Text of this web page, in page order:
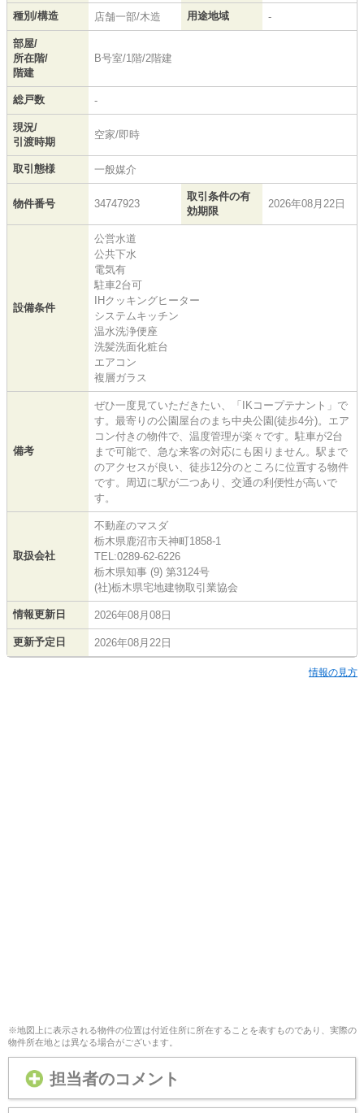
種別/構造 店舗一部/木造 用途地域 -
部屋/
所在階/
階建
B号室/1階/2階建
総戸数 -
現況/
引渡時期
空家/即時
取引態様 一般媒介
物件番号 34747923
取引条件の有
効期限
2026年08月22日
設備条件
公営水道
公共下水
電気有
駐車2台可
IHクッキングヒーター
システムキッチン
温水洗浄便座
洗髪洗面化粧台
エアコン
複層ガラス
備考
ぜひ一度見ていただきたい、「IKコープテナント」で
す。最寄りの公園屋台のまち中央公園(徒歩4分)。エア
コン付きの物件で、温度管理が楽々です。駐車が2台
まで可能で、急な来客の対応にも困りません。駅まで
のアクセスが良い、徒歩12分のところに位置する物件
です。周辺に駅が二つあり、交通の利便性が高いで
す。
取扱会社
不動産のマスダ
栃木県鹿沼市天神町1858-1
TEL:0289-62-6226
栃木県知事 (9) 第3124号
(社)栃木県宅地建物取引業協会
情報更新日 2026年08月08日
更新予定日 2026年08月22日
情報の見方
※地図上に表示される物件の位置は付近住所に所在することを表すものであり、実際の
物件所在地とは異なる場合がございます。
担当者のコメント